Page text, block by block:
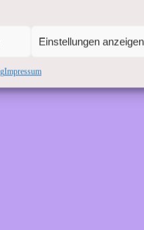
Einstellungen anzeigen
Impressum
bald